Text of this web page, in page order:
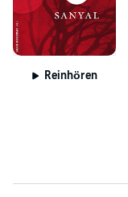
Reinhören